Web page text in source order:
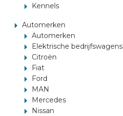
Kennels
Automerken
Automerken
Elektrische bedrijfswagens
Citroën
Fiat
Ford
MAN
Mercedes
Nissan